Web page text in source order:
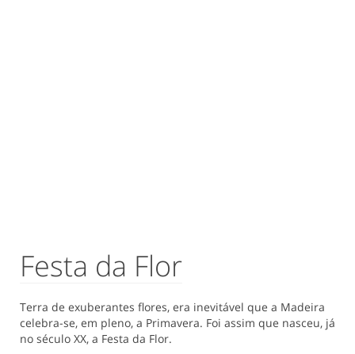
Festa da Flor
Terra de exuberantes flores, era inevitável que a Madeira
celebra-se, em pleno, a Primavera. Foi assim que nasceu, já
no século XX, a Festa da Flor.